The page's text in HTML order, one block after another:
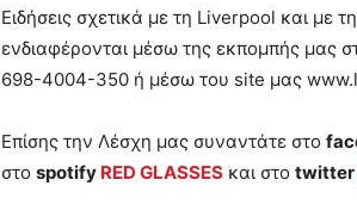
Ειδήσεις σχετικά με τη Liverpool και
ενδιαφέρονται μέσω της εκπομπής μας
698-4004-350 ή μέσω του site μας
Επίσης την Λέσχη μας συναντάτε στο
στο spotify RED GLASSES και στο twitter